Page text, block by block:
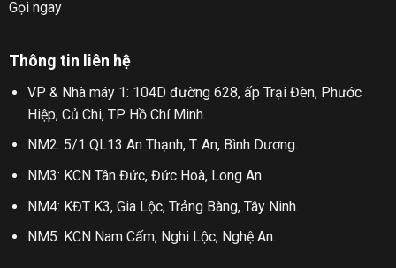
Gọi ngay
Thông tin liên hệ
VP & Nhà máy 1: 104D đường 628, ấp Trại Đèn, Phước
Hiệp, Củ Chi, TP Hồ Chí Minh.
NM2: 5/1 QL13 An Thạnh, T. An, Bình Dương.
NM3: KCN Tân Đức, Đức Hoà, Long An.
NM4: KĐT K3, Gia Lộc, Trảng Bàng, Tây Ninh.
NM5: KCN Nam Cấm, Nghi Lộc, Nghệ An.